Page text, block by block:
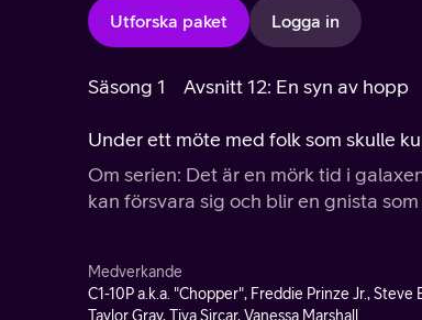
Utforska paket Logga in
Säsong 1 Avsnitt 12: En syn av hopp
Under ett möte med folk som skulle
Om serien: Det är en mörk tid i
kan försvara sig och blir en gnista
Medverkande
C1-10P a.k.a. "Chopper", Freddie Prinze Jr., Steve
Taylor Gray, Tiya Sircar, Vanessa Marshall